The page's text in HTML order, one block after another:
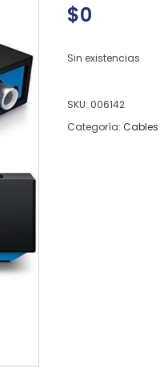
$0
Sin existencias
SKU: 006142
Categoría: Cables